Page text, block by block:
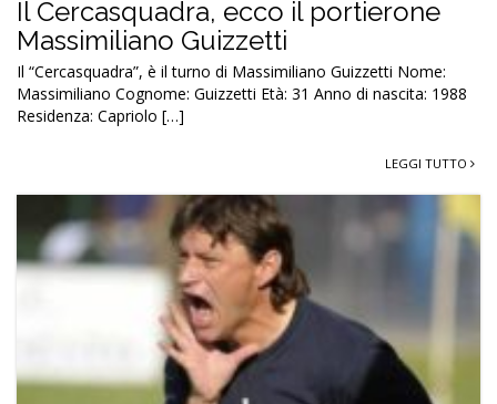
Il Cercasquadra, ecco il portierone
Massimiliano Guizzetti
Il “Cercasquadra”, è il turno di Massimiliano Guizzetti Nome:
Massimiliano Cognome: Guizzetti Età: 31 Anno di nascita: 1988
Residenza: Capriolo […]
LEGGI TUTTO